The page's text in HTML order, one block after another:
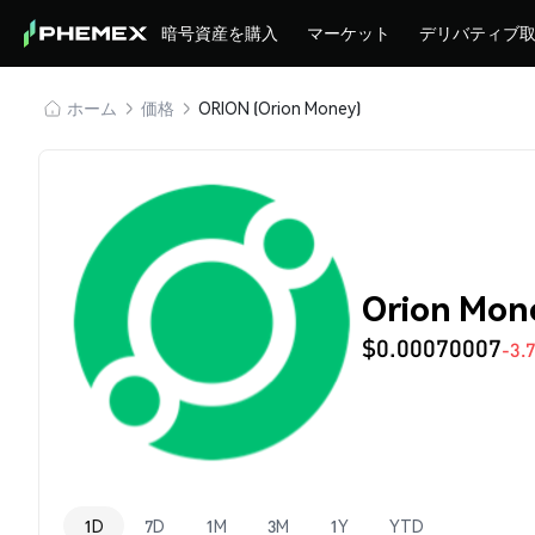
暗号資産を購入 マーケット デリバティブ
ホーム 価格 ORION (Orion Money)
Orion
$0.00070007-
1D 7D 1M 3M 1Y YTD